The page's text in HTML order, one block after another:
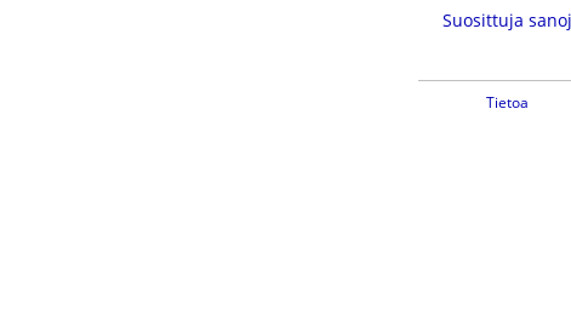
Suosittuja
Tietoa